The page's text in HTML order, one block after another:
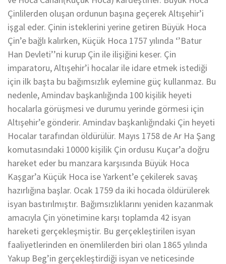
Çinlilerden oluşan ordunun başına geçerek Altışehir’i
işgal eder. Çinin isteklerini yerine getiren Büyük Hoca
Çin’e bağlı kalırken, Küçük Hoca 1757 yılında ‘’Batur
Han Devleti’’ni kurup Çin ile ilişiğini keser. Çin
imparatoru, Altışehir’i hocalar ile idare etmek istediği
için ilk başta bu bağımsızlık eylemine güç kullanmaz. Bu
nedenle, Amindav başkanlığında 100 kişilik heyeti
hocalarla görüşmesi ve durumu yerinde görmesi için
Altışehir’e gönderir. Amindav başkanlığındaki Çin heyeti
Hocalar tarafından öldürülür. Mayıs 1758 de Ar Ha Şang
komutasındaki 10000 kişilik Çin ordusu Kuçar’a doğru
hareket eder bu manzara karşısında Büyük Hoca
Kaşgar’a Küçük Hoca ise Yarkent’e çekilerek savaş
hazırlığına başlar. Ocak 1759 da iki hocada öldürülerek
isyan bastırılmıştır. Bağımsızlıklarını yeniden kazanmak
amacıyla Çin yönetimine karşı toplamda 42 isyan
hareketi gerçekleşmiştir. Bu gerçekleştirilen isyan
faaliyetlerinden en önemlilerden biri olan 1865 yılında
Yakup Beg’in gerçekleştirdiği isyan ve neticesinde